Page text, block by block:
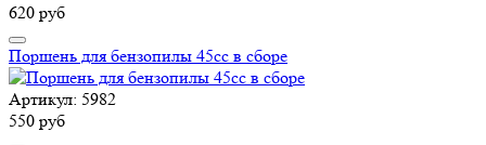
620 руб
Поршень для бензопилы 45сс в сборе
Артикул: 5982
550 руб